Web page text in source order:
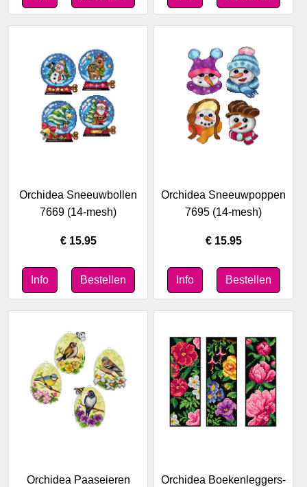
Orchidea Sneeuwbollen
7669 (14-mesh)
€ 15.95
Orchidea Sneeuwpoppen
7695 (14-mesh)
€ 15.95
Orchidea Paaseieren
Orchidea Boekenleggers-